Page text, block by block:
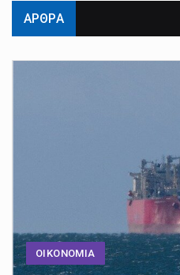
ΑΡΘΡΑ
ΟΙΚΟΝΟΜΙΑ